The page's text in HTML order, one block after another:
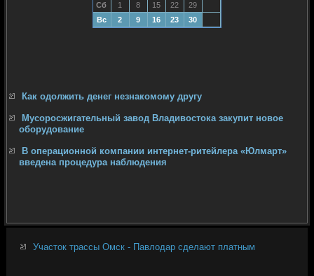
Сб
1 8 15 22
29
Вс
2 9 16 23 30
Как одолжить денег незнакомому другу
Мусоросжигательный завод Владивостока закупит новое
оборудование
В операционной компании интернет-ритейлера «Юлмарт»
введена процедура наблюдения
Участок трассы Омск - Павлодар сделают платным